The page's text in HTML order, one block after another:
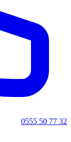
0555 50 77 32